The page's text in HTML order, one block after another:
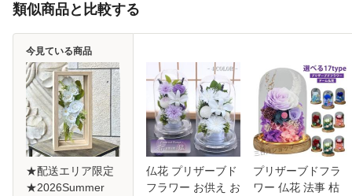
類似商品と比較する
★配送エリア限定
★2026Summer
今見ている商品
仏花 プリザーブド
フラワー お供え お
プリザーブドフラ
ワー 仏花 法事 枯